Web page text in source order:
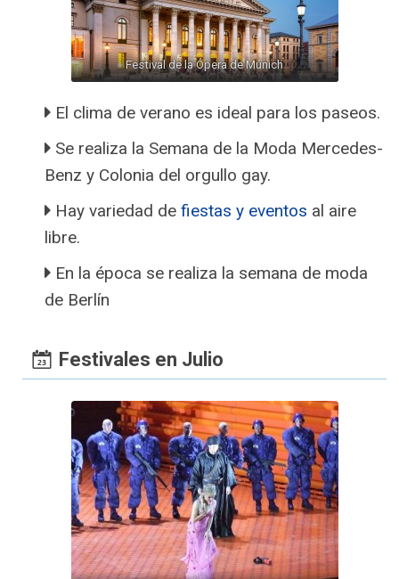
Festival de la Ópera de Múnich
El clima de verano es ideal para los paseos.
Se realiza la Semana de la Moda Mercedes-
Benz y Colonia del orgullo gay.
Hay variedad de fiestas y eventos al aire
libre.
En la época se realiza la semana de moda
de Berlín
Festivales en Julio